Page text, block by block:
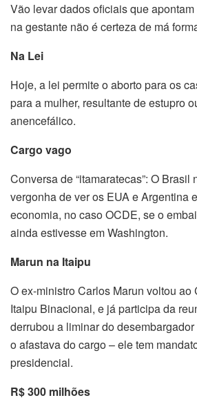
Vão levar dados oficiais que
na gestante não é certeza de má
Na Lei
Hoje, a lei permite o aborto para os
para a mulher, resultante de estupro
anencefálico.
Cargo vago
Conversa de “itamaratecas”: O Brasil
vergonha de ver os EUA e Argentina
economia, no caso OCDE, se o
ainda estivesse em Washington.
Marun na Itaipu
O ex-ministro Carlos Marun voltou
Itaipu Binacional, e já participa da
derrubou a liminar do
o afastava do cargo – ele tem
presidencial.
R$ 300 milhões